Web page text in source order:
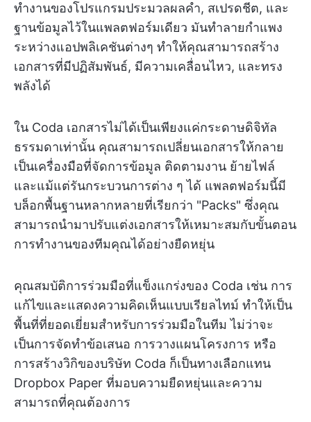
ทำงานของโปรแกรมประมวลผลคำ, สเปรดชีต, และ
ฐานข้อมูลไว้ในแพลตฟอร์มเดียว มันทำลายกำแพง
ระหว่างแอปพลิเคชันต่างๆ ทำให้คุณสามารถสร้าง
เอกสารที่มีปฏิสัมพันธ์, มีความเคลื่อนไหว, และทรง
พลังได้
ใน Coda เอกสารไม่ได้เป็นเพียงแค่กระดาษดิจิทัล
ธรรมดาเท่านั้น คุณสามารถเปลี่ยนเอกสารให้กลาย
เป็นเครื่องมือที่จัดการข้อมูล ติดตามงาน ย้ายไฟล์
และแม้แต่รันกระบวนการต่าง ๆ ได้ แพลตฟอร์มนี้มี
บล็อกพื้นฐานหลากหลายที่เรียกว่า "Packs" ซึ่งคุณ
สามารถนำมาปรับแต่งเอกสารให้เหมาะสมกับขั้นตอน
การทำงานของทีมคุณได้อย่างยืดหยุ่น
คุณสมบัติการร่วมมือที่แข็งแกร่งของ Coda เช่น การ
แก้ไขและแสดงความคิดเห็นแบบเรียลไทม์ ทำให้เป็น
พื้นที่ที่ยอดเยี่ยมสำหรับการร่วมมือในทีม ไม่ว่าจะ
เป็นการจัดทำข้อเสนอ การวางแผนโครงการ หรือ
การสร้างวิกิของบริษัท Coda ก็เป็นทางเลือกแทน
Dropbox Paper ที่มอบความยืดหยุ่นและความ
สามารถที่คุณต้องการ